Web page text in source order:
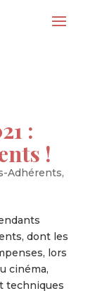
:
!
Adhérents,
dont les
lors
cinéma,
techniques